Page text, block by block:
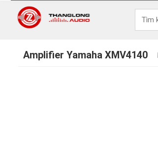
Amplifier Yamaha XMV4140